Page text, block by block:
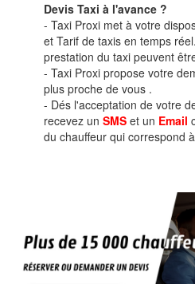
Devis Taxi à l'avance ?
- Taxi Proxi met à votre
et Tarif de taxis en temps
prestation du taxi peuvent
- Taxi Proxi propose votre
plus proche de vous .
- Dés l'acceptation de votre
recevez un SMS et un Email
du chauffeur qui correspond